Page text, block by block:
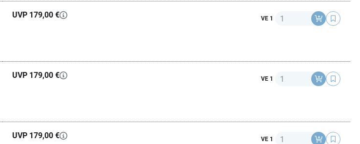
UVP 179,00 € VE 1 Anzahl
UVP 179,00 € VE 1 Anzahl
UVP 179,00 € VE 1 Anzahl